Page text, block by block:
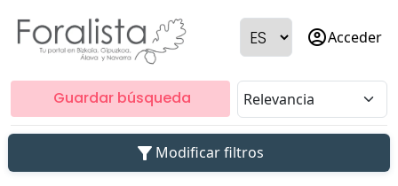
account_circleAcceder
Guardar búsqueda
filter_alt Modificar filtros